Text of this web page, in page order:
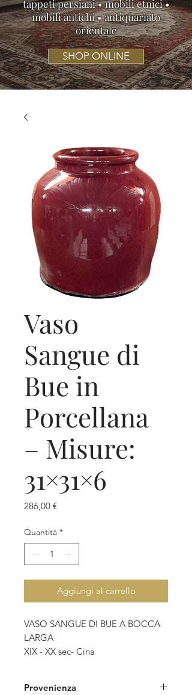
tappeti persiani • mobili etnici •
mobili antichi • antiquariato
orientale
SHOP ONLINE
Vaso
Sangue di
Bue in
Porcellana
– Misure:
31×31×6
286,00 €Prezzo
Quantità *
Aggiungi al carrello
VASO SANGUE DI BUE A BOCCA
LARGA
XIX - XX sec- Cina
Provenienza